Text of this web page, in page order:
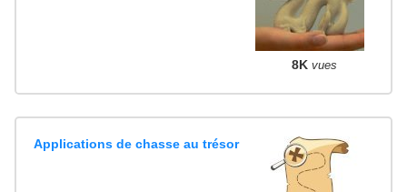
8K vues
Applications de chasse au trésor